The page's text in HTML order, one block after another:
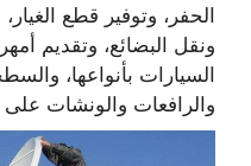
الحفر، وتوفير قطع
ونقل البضائع، وتقديم
السيارات بأنواعها،
والرافعات والونشات على